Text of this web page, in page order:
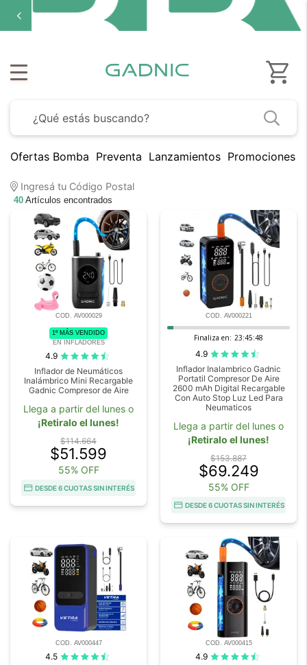
Ofertas Bomba Preventa Lanzamientos Promociones
Ingresá tu Código Postal
40 Artículos encontrados
COD. AV000029
1º MÁS VENDIDO
EN INFLADORES
4.9
Inflador de Neumáticos
Inalámbrico Mini Recargable
Gadnic Compresor de Aire
Llega a partir del lunes o
¡Retiralo el lunes!
$114.664
$51.599
55% OFF
DESDE 6 CUOTAS SIN INTERÉS
COD. AV000221
Finaliza en: 23:45:47
4.9
Inflador Inalambrico Gadnic
Portatil Compresor De Aire
2600 mAh Digital Recargable
Con Auto Stop Luz Led Para
Neumaticos
Llega a partir del lunes o
¡Retiralo el lunes!
$153.887
$69.249
55% OFF
DESDE 6 CUOTAS SIN INTERÉS
COD. AV000447
4.5
COD. AV000415
4.9